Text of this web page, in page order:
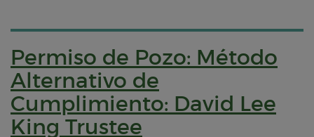
Permiso de Pozo: Método
Alternativo de
Cumplimiento: David Lee
King Trustee